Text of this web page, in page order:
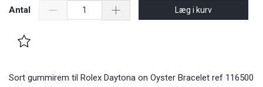
Antal Læg i kurv
Sort gummirem til Rolex Daytona on Oyster Bracelet ref 116500